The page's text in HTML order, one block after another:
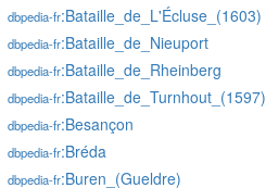
dbpedia-fr:Bataille_de_L'Écluse_(1603)
dbpedia-fr:Bataille_de_Nieuport
dbpedia-fr:Bataille_de_Rheinberg
dbpedia-fr:Bataille_de_Turnhout_(1597)
dbpedia-fr:Besançon
dbpedia-fr:Bréda
dbpedia-fr:Buren_(Gueldre)